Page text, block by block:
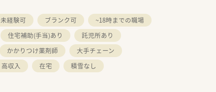
未経験可 ブランク可
~18時までの職場
住宅補助(手当)あり
託児所あり
かかりつけ薬剤師
大手チェーン
高収入 在宅 積雪なし